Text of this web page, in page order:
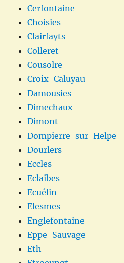
Cerfontaine
Choisies
Clairfayts
Colleret
Cousolre
Croix-Caluyau
Damousies
Dimechaux
Dimont
Dompierre-sur-Helpe
Dourlers
Eccles
Eclaibes
Ecuélin
Elesmes
Englefontaine
Eppe-Sauvage
Eth